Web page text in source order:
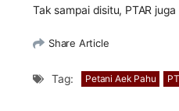
Tak sampai disitu, PTAR
Share Article
Tag: Petani Aek Pahu